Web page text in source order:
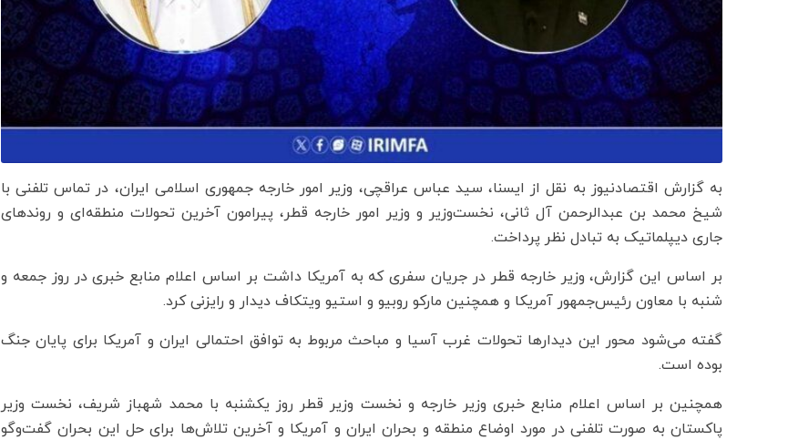
به گزارش اقتصادنیوز به نقل از ایسنا، سید عباس عراقچی، وزیر امور خارجه جمهوری اسلامی ایران، در تماس تلفنی با
شیخ محمد بن عبدالرحمن آل ثانی، نخست‌وزیر و وزیر امور خارجه قطر، پیرامون آخرین تحولات منطقه‌ای و روندهای
جاری دیپلماتیک به تبادل نظر پرداخت.
بر اساس این گزارش، وزیر خارجه قطر در جریان سفری که به آمریکا داشت بر اساس اعلام منابع خبری در روز جمعه و
شنبه با معاون رئیس‌جمهور آمریکا و همچنین مارکو روبیو و استیو ویتکاف دیدار و رایزنی کرد.
گفته می‌شود محور این دیدارها تحولات غرب آسیا و مباحث مربوط به توافق احتمالی ایران و آمریکا برای پایان جنگ
بوده است.
همچنین بر اساس اعلام منابع خبری وزیر خارجه و نخست وزیر قطر روز یکشنبه با محمد شهباز شریف، نخست وزیر
پاکستان به صورت تلفنی در مورد اوضاع منطقه و بحران ایران و آمریکا و آخرین تلاش‌ها برای حل این بحران گفت‌وگو